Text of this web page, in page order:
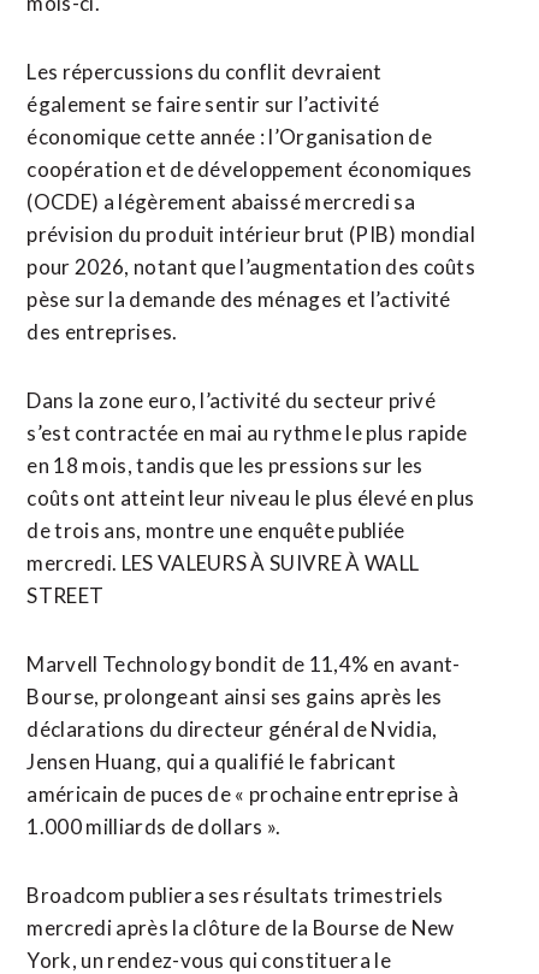
Les répercussions du conflit devraient
également se faire sentir sur l’activité
économique cette année : l’Organisation de
coopération et de développement économiques
(OCDE) a légèrement abaissé mercredi sa
prévision du produit intérieur brut (PIB) mondial
pour 2026, notant que l’augmentation des coûts
pèse sur la demande des ménages et l’activité
des entreprises.
Dans la zone euro, l’activité du secteur privé
s’est contractée en mai au rythme le plus rapide
en 18 mois, tandis que les pressions sur les
coûts ont atteint leur niveau le plus élevé en plus
de trois ans, montre une ⁠enquête publiée
‌mercredi. LES VALEURS À SUIVRE À WALL
STREET
Marvell Technology bondit de 11,4% en avant-
Bourse, prolongeant ainsi ses gains après les
déclarations du directeur général de Nvidia,
Jensen Huang, qui a ⁠qualifié le fabricant
américain de puces de « prochaine entreprise à
1.000 milliards de dollars ».
Broadcom publiera ses résultats trimestriels
mercredi après la clôture de la Bourse de New
York, ​un rendez-vous qui constituera le